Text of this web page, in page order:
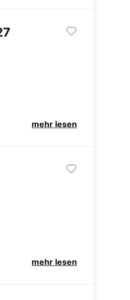
mehr lesen
mehr lesen